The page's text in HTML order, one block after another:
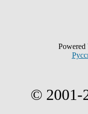
© 2001-